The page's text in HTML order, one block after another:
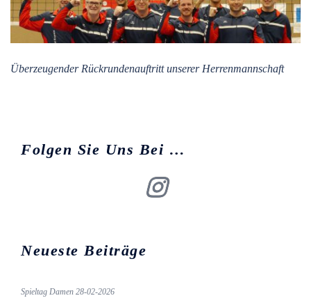
Überzeugender Rückrundenauftritt unserer Herrenmannschaft
Folgen Sie Uns Bei …
Insta
Neueste Beiträge
Spieltag Damen 28-02-2026